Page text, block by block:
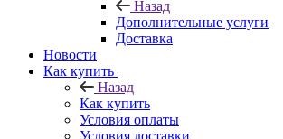
Назад
Дополнительные услуги
Доставка
Новости
Как купить
Назад
Как купить
Условия оплаты
Условия доставки